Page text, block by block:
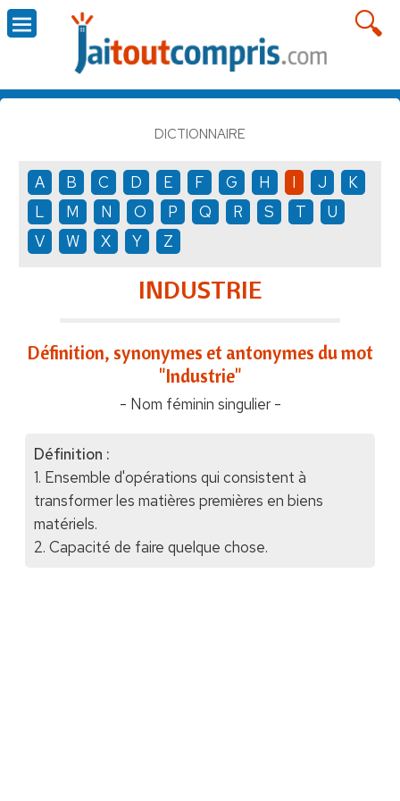
DICTIONNAIRE
A B C D E F G H I J
K
L
M N O P Q R S T
U
V
W X Y Z
INDUSTRIE
Définition, synonymes et antonymes du mot
"Industrie"
- Nom féminin singulier -
Définition :
1. Ensemble d'opérations qui consistent à
transformer les matières premières en biens
matériels.
2. Capacité de faire quelque chose.